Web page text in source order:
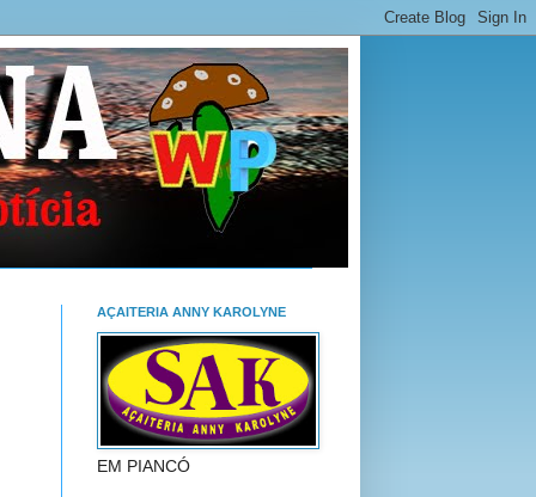
AÇAITERIA ANNY KAROLYNE
EM PIANCÓ